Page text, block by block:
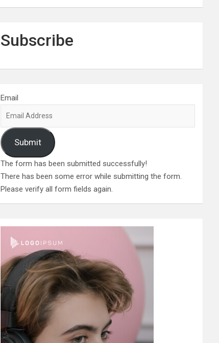
Subscribe
Email
Submit
The form has been submitted successfully!
There has been some error while submitting the form.
Please verify all form fields again.